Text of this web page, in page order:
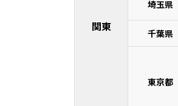
関東
埼玉県
千葉県
東京都